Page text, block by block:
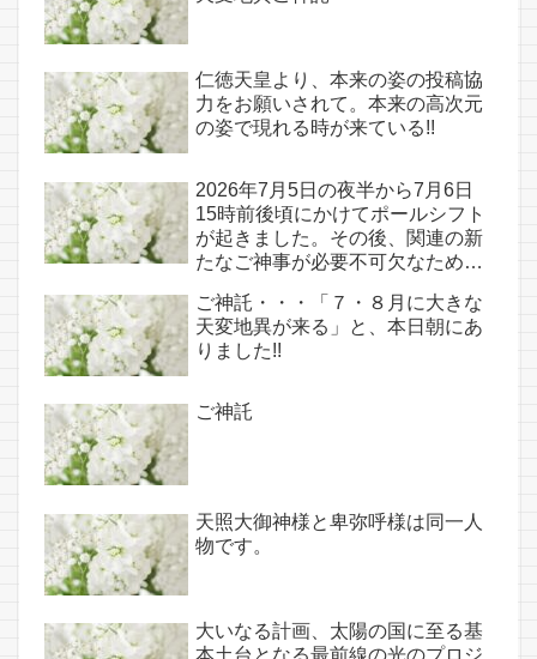
仁徳天皇より、本来の姿の投稿協
力をお願いされて。本来の高次元
の姿で現れる時が来ている!!
2026年7月5日の夜半から7月6日
15時前後頃にかけてポールシフト
が起きました。その後、関連の新
たなご神事が必要不可欠なため、
点であり古代太陽信仰の中心点で
もある伊弉諾宮、他3ヵ所へのご
神託あり！！
ご神託・・・「７・８月に大きな
天変地異が来る」と、本日朝にあ
りました!!
ご神託
天照大御神様と卑弥呼様は同一人
物です。
大いなる計画、太陽の国に至る基
本土台となる最前線の光のプロジ